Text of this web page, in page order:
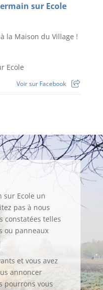
sur Ecole
la Maison du Village !
Voir sur Facebook
sur Ecole un
pas à nous
constatées telles
ou panneaux
et vous avez
annoncer
pourrons vous